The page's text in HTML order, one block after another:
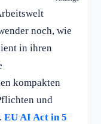
noch, wie
in ihren
kompakten
und
EU AI Act in 5